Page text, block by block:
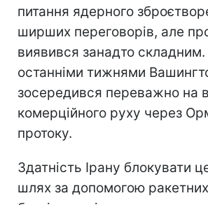
питання ядерного
ширших переговорів, але
виявився занадто
останніми тижнями
зосередився переважно на
комерційного руху через
протоку.
Здатність Ірану блокувати
шлях за допомогою ракетних